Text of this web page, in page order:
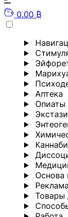
0.00 ₿
Аптека
Опиаты
Экстази
Основа
Реклама
Товары